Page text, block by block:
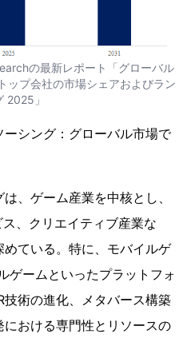
の最新レポート「グローバル
ップ会社の市場シェアおよびラン
2025」
シング：グローバル市場で
、ゲーム産業を中核とし、
、クリエイティブ産業な
ている。特に、モバイルゲ
ゲームといったプラットフォ
術の進化、メタバース構築
おける専門性とリソースの